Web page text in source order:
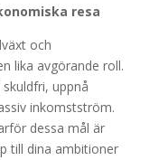
resa
och
lika avgörande roll.
uppnå
inkomstström.
dessa mål är
till dina ambitioner